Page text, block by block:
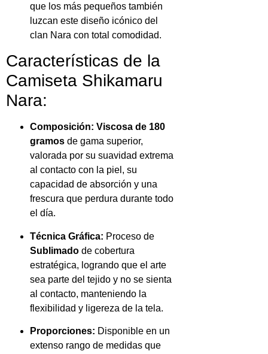
que los más pequeños también
luzcan este diseño icónico del
clan Nara con total comodidad.
Características de la
Camiseta Shikamaru
Nara:
Composición: Viscosa de 180
gramos de gama superior,
valorada por su suavidad extrema
al contacto con la piel, su
capacidad de absorción y una
frescura que perdura durante todo
el día.
Técnica Gráfica: Proceso de
Sublimado de cobertura
estratégica, logrando que el arte
sea parte del tejido y no se sienta
al contacto, manteniendo la
flexibilidad y ligereza de la tela.
Proporciones: Disponible en un
extenso rango de medidas que